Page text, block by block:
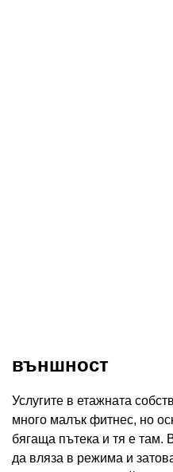
външност
Услугите в етажната
много малък фитнес, но
бягаща пътека и тя е там.
да вляза в режима и